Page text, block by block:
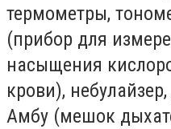
термометры,
(прибор для
насыщения
крови),
Амбу (мешок